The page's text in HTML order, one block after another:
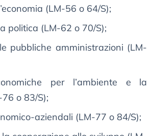
(LM-56 o 64/S);
politica (LM-62 o 70/S);
pubbliche amministrazioni (LM-
per l’ambiente e la
o 83/S);
aziendali (LM-77 o 84/S);